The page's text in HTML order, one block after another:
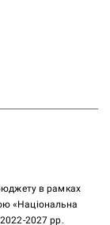
в рамках
«Національна
2027 рр.